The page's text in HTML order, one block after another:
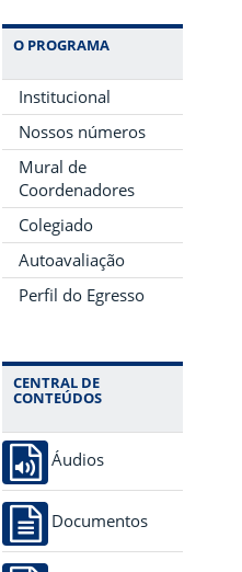
O PROGRAMA
Institucional
Nossos números
Mural de
Coordenadores
Colegiado
Autoavaliação
Perfil do Egresso
CENTRAL DE
CONTEÚDOS
Áudios
Documentos